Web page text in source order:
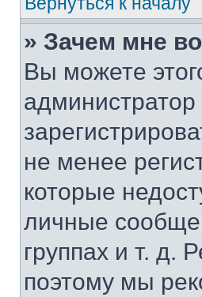
» Зачем мне
Вы можете
не менее
которые
личные
группах и т. д.
поэтому мы